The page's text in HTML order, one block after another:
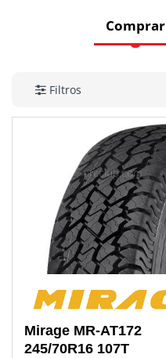
Comprar
Filtros
Mirage MR-AT172
245/70R16 107T